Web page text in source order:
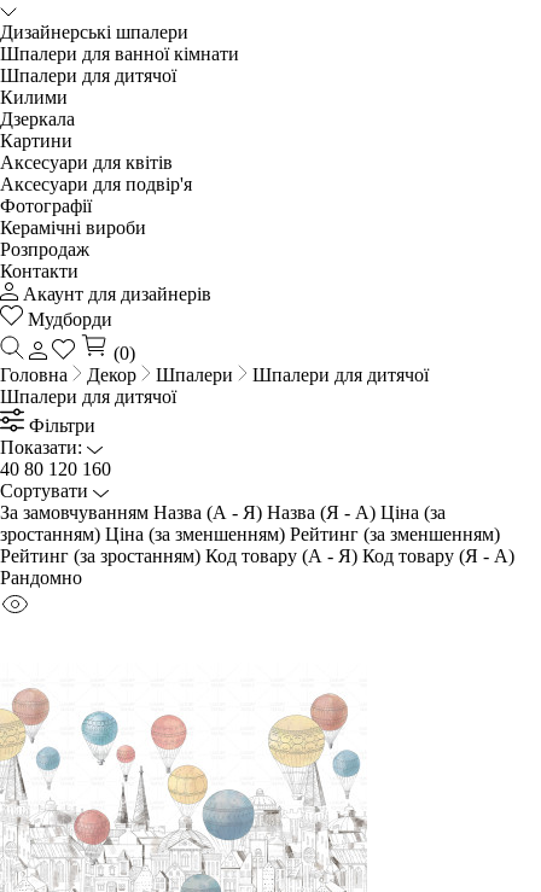
Дизайнерські шпалери
Шпалери для ванної кімнати
Шпалери для дитячої
Килими
Дзеркала
Картини
Аксесуари для квітів
Аксесуари для подвір'я
Фотографії
Керамічні вироби
Розпродаж
Контакти
Акаунт для дизайнерів
Мудборди
(0)
Головна
Декор Шпалери
Шпалери для дитячої
Шпалери для дитячої
Фільтри
Показати:
40 80 120 160
Сортувати
За замовчуванням Назва (А - Я) Назва (Я - А) Ціна (за
зростанням) Ціна (за зменшенням) Рейтинг (за зменшенням)
Рейтинг (за зростанням) Код товару (А - Я) Код товару (Я - А)
Рандомно